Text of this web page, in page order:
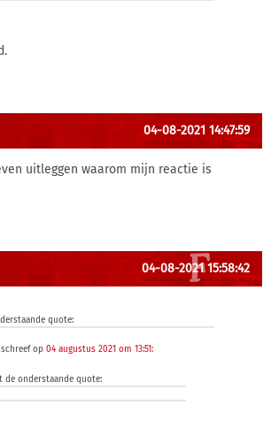
04-08-2021 14:47:59
uitleggen waarom mijn reactie is
04-08-2021 15:58:42
quote:
schreef op 04 augustus 2021 om 13:51:
onderstaande quote: